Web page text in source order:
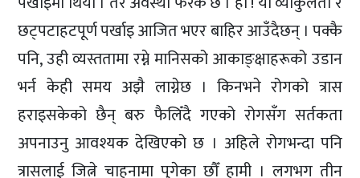
छट्पटाहटपूर्ण पर्खाइ आजित भएर बाहिर आउँदैछन् । पक्कै
पनि, उही व्यस्ततामा रम्ने मानिसको आकाङ्क्षाहरूको उडान
भर्न केही समय अझै लाग्नेछ । किनभने रोगको त्रास
हराइसकेको छैन् बरु फैलिँदै गएको रोगसँग सर्तकता
अपनाउनु आवश्यक देखिएको छ । अहिले रोगभन्दा पनि
त्रासलाई जित्ने चाहनामा पुगेका छौँ हामी । लगभग तीन